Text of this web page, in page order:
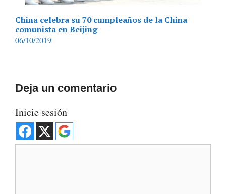
China celebra su 70 cumpleaños de la China
comunista en Beijing
06/10/2019
Deja un comentario
Inicie sesión